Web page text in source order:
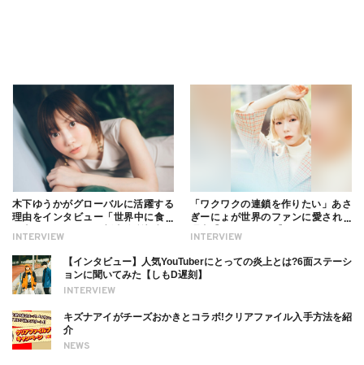
INTERVIEW
木下ゆうかがグローバルに活躍する
理由をインタビュー「世界中に食べ
ついても
INTERVIEW
「ワクワクの連鎖を作りたい」あさ
ぎーにょが世界のファンに愛される
INTERVIEW
【インタビュー】人気YouTuberにとっての炎上とは?6面ステーシ
ョンに聞いてみた【しもD遅刻】
NEWS
キズナアイがチーズおかきとコラボ!クリアファイル入手方法を紹
介